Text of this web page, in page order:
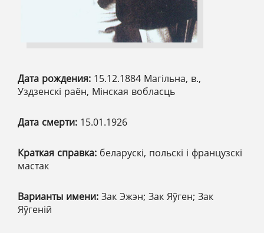
Дата рождения: 15.12.1884 Магільна, в.,
Уздзенскі раён, Мінская вобласць
Дата смерти: 15.01.1926
Краткая справка: беларускі, польскі і французскі
мастак
Варианты имени: Зак Эжэн; Зак Яўген; Зак
Яўгеній